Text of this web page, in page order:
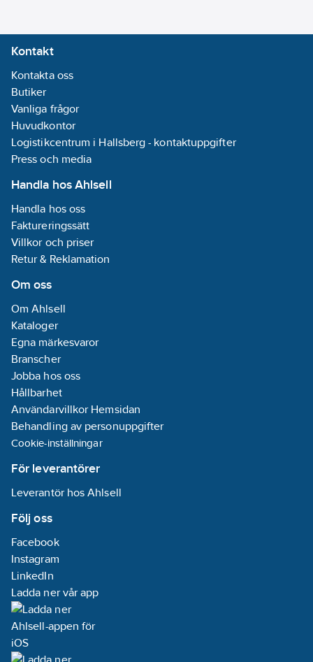
Kontakt
Kontakta oss
Butiker
Vanliga frågor
Huvudkontor
Logistikcentrum i Hallsberg - kontaktuppgifter
Press och media
Handla hos Ahlsell
Handla hos oss
Faktureringssätt
Villkor och priser
Retur & Reklamation
Om oss
Om Ahlsell
Kataloger
Egna märkesvaror
Branscher
Jobba hos oss
Hållbarhet
Användarvillkor Hemsidan
Behandling av personuppgifter
Cookie-inställningar
För leverantörer
Leverantör hos Ahlsell
Följ oss
Facebook
Instagram
LinkedIn
Ladda ner vår app